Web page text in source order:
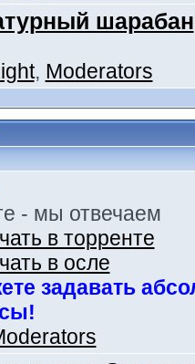
шарабан
, Moderators
- мы отвечаем
в торренте
в осле
задавать